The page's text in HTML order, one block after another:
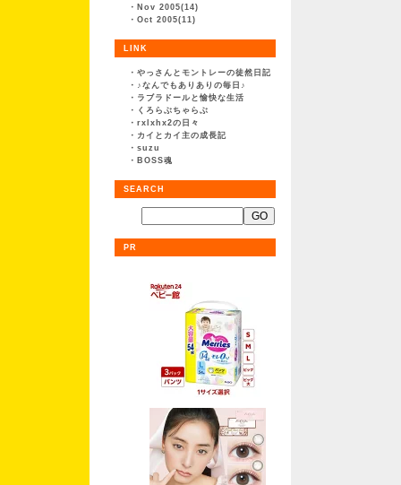
・ Nov 2005(14)
・ Oct 2005(11)
LINK
・ やっさんとモントレーの徒然日記
・ ♪なんでもありありの毎日♪
・ ラブラドールと愉快な生活
・ くろらぶちゃらぶ
・ rxlxhx2の日々
・ カイとカイ主の成長記
・ suzu
・ BOSS魂
SEARCH
PR